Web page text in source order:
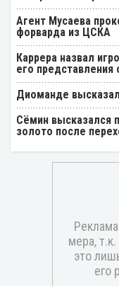
Агент Мусаева
форварда из ЦСКА
Каррера назвал
его представления
Диоманде
Cёмин высказался
золото после